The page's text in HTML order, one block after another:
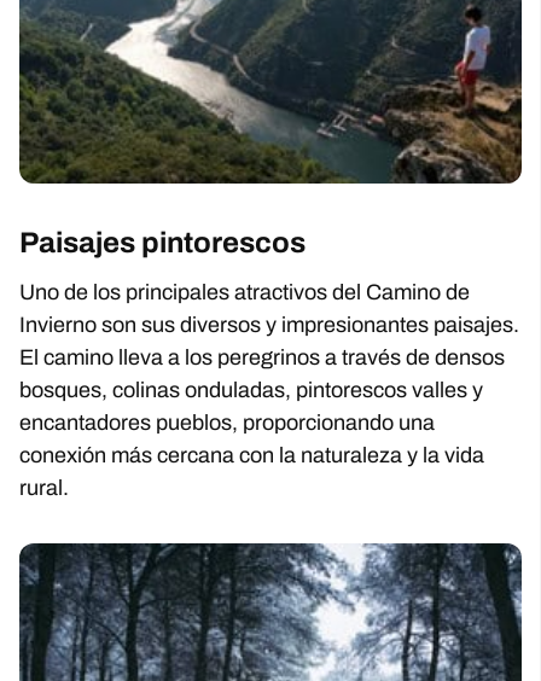
Paisajes pintorescos
Uno de los principales atractivos del Camino de
Invierno son sus diversos y impresionantes paisajes.
El camino lleva a los peregrinos a través de densos
bosques, colinas onduladas, pintorescos valles y
encantadores pueblos, proporcionando una
conexión más cercana con la naturaleza y la vida
rural.